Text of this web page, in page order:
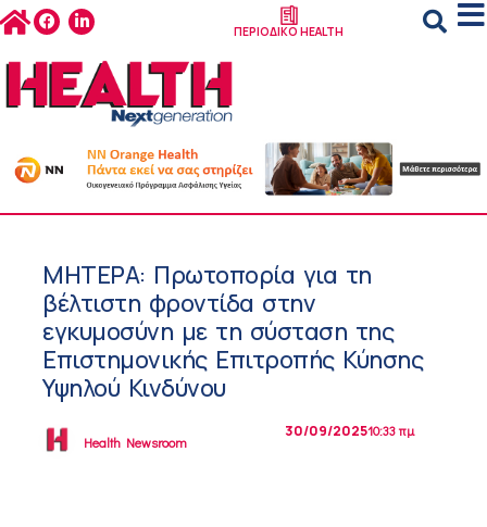
ΠΕΡΙΟΔΙΚΟ HEALTH
ΜΗΤΕΡΑ: Πρωτοπορία για τη
βέλτιστη φροντίδα στην
εγκυμοσύνη με τη σύσταση της
Επιστημονικής Επιτροπής Κύησης
Υψηλού Κινδύνου
Health Newsroom
30/09/202510:33 πμ